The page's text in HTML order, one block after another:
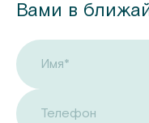
Вами в
Имя*
Телефон